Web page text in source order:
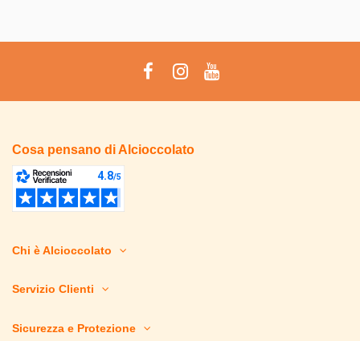
Cosa pensano di Alcioccolato
Chi è Alcioccolato
Servizio Clienti
Sicurezza e Protezione